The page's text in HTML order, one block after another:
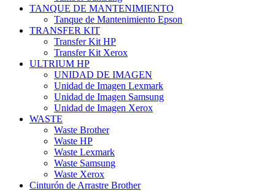
TANQUE DE MANTENIMIENTO
Tanque de Mantenimiento Epson
TRANSFER KIT
Transfer Kit HP
Transfer Kit Xerox
ULTRIUM HP
UNIDAD DE IMAGEN
Unidad de Imagen Lexmark
Unidad de Imagen Samsung
Unidad de Imagen Xerox
WASTE
Waste Brother
Waste HP
Waste Lexmark
Waste Samsung
Waste Xerox
Cinturón de Arrastre Brother